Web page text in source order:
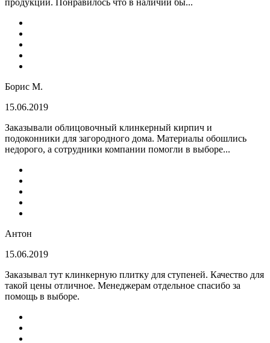
продукции. Понравилось что в наличии бы...
Борис М.
15.06.2019
Заказывали облицовочный клинкерный кирпич и
подоконники для загородного дома. Материалы обошлись
недорого, а сотрудники компании помогли в выборе...
Антон
15.06.2019
Заказывал тут клинкерную плитку для ступеней. Качество для
такой цены отличное. Менеджерам отдельное спасибо за
помощь в выборе.